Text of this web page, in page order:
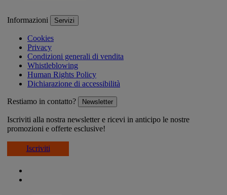
Informazioni Servizi
Cookies
Privacy
Condizioni generali di vendita
Whistleblowing
Human Rights Policy
Dichiarazione di accessibilità
Restiamo in contatto? Newsletter
Iscriviti alla nostra newsletter e ricevi in anticipo le nostre
promozioni e offerte esclusive!
Iscriviti